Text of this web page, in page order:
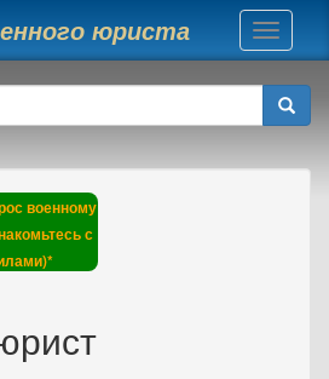
юриста
Toggle
военному
с